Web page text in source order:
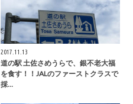
2017.11.13
道の駅 土佐さめうらで、銀不老大福
を食す！！JALのファーストクラスで
採…